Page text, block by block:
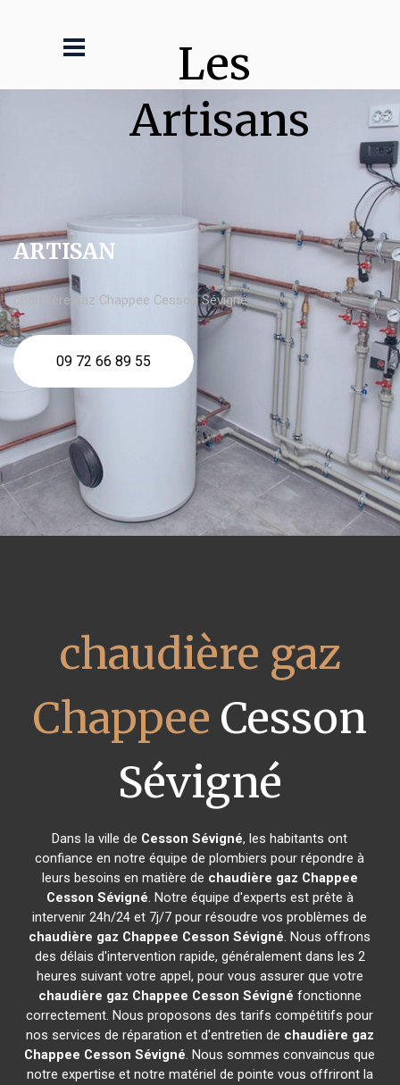
Les
Artisans
ARTISAN
chaudière gaz Chappee Cesson Sévigné
09 72 66 89 55
chaudière gaz
Chappee Cesson
Sévigné
Dans la ville de Cesson Sévigné, les habitants ont
confiance en notre équipe de plombiers pour répondre à
leurs besoins en matière de chaudière gaz Chappee
Cesson Sévigné. Notre équipe d'experts est prête à
intervenir 24h/24 et 7j/7 pour résoudre vos problèmes de
chaudière gaz Chappee Cesson Sévigné. Nous offrons
des délais d'intervention rapide, généralement dans les 2
heures suivant votre appel, pour vous assurer que votre
chaudière gaz Chappee Cesson Sévigné fonctionne
correctement. Nous proposons des tarifs compétitifs pour
nos services de réparation et d'entretien de chaudière gaz
Chappee Cesson Sévigné. Nous sommes convaincus que
notre expertise et notre matériel de pointe vous offriront la